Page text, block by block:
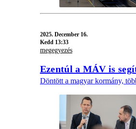
2025. December 16.
Kedd 13:33
megegyezés
Ezentúl a MÁV is
Döntött a magyar kormány,